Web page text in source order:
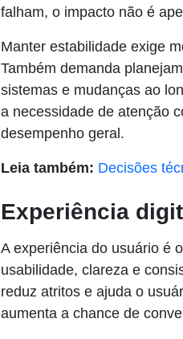
falham, o impacto não é
Manter estabilidade exige
Também demanda
sistemas e mudanças ao
a necessidade de atenção
desempenho geral.
Leia também: Decisões
Experiência
A experiência do usuário é
usabilidade, clareza e
reduz atritos e ajuda o
aumenta a chance de